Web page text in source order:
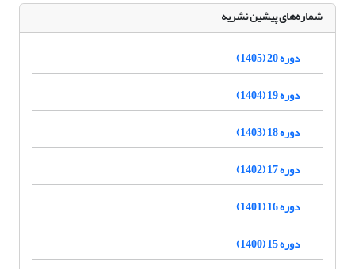
شماره‌های پیشین نشریه
دوره 20 (1405)
دوره 19 (1404)
دوره 18 (1403)
دوره 17 (1402)
دوره 16 (1401)
دوره 15 (1400)